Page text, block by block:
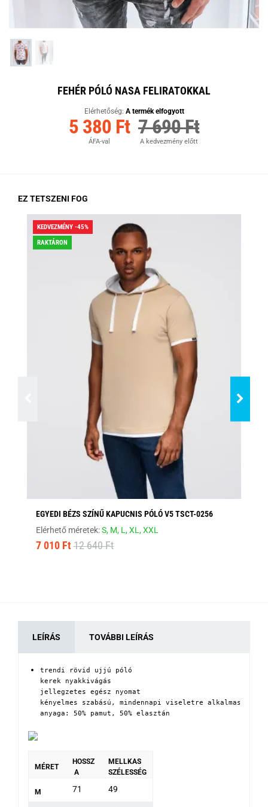
FEHÉR PÓLÓ NASA FELIRATOKKAL
Elérhetőség: A termék elfogyott
5 380 Ft
ÁFA-val
7 690 Ft
A kedvezmény előtt
EZ TETSZENI FOG
KEDVEZMÉNY -45%
RAKTÁRON
EGYEDI BÉZS SZÍNŰ KAPUCNIS PÓLÓ V5 TSCT-0256
Elérhető méretek:S, M, L,XL,XXL
7 010 Ft 12 640 Ft
LEÍRÁS TOVÁBBI LEÍRÁS
trendi rövid ujjú póló
kerek nyakkivágás
jellegzetes egész nyomat
kényelmes szabású, mindennapi viseletre alkalmas
anyaga: 50% pamut, 50% elasztán
MÉRET
HOSSZ
A
MELLKAS
SZÉLESSÉG
M 71 49